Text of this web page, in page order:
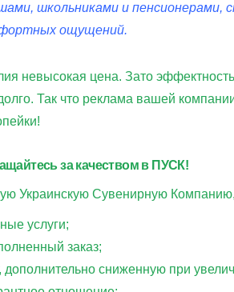
школьниками и пенсионерами,
ощущений.
невысокая цена. Зато
Так что реклама вашей
за качеством в ПУСК!
Украинскую Сувенирную
услуги;
заказ;
дополнительно сниженную при